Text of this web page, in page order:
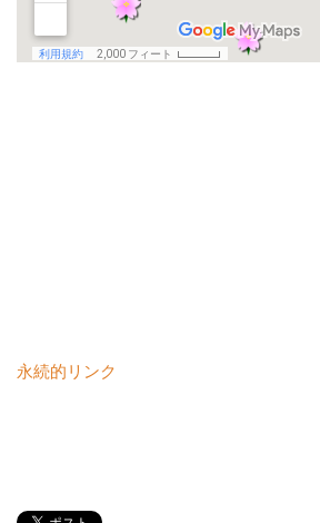
永続的リンク